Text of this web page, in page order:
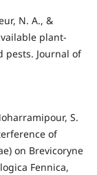
N. A., &
plant-
pests. Journal of
S.
of
on Brevicoryne
Fennica,